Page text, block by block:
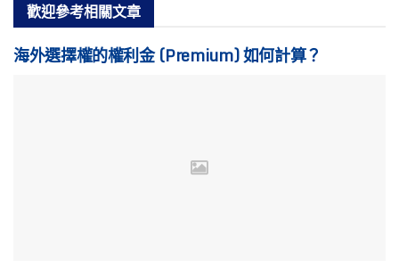
歡迎參考相關文章
海外選擇權的權利金 (Premium) 如何計算？